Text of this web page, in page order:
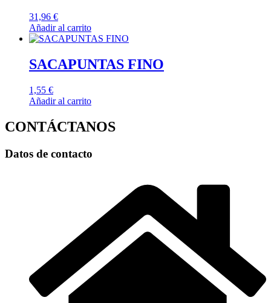
31,96 €
Añadir al carrito
SACAPUNTAS FINO
1,55 €
Añadir al carrito
CONTÁCTANOS
Datos de contacto